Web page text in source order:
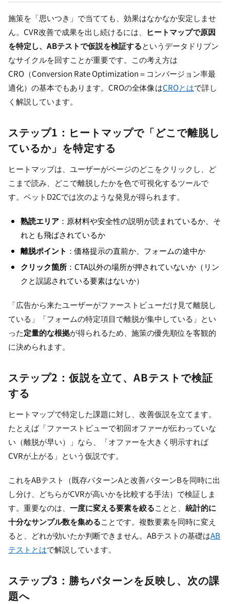
施策を「思いつき」で当てても、効果はなかなか安定しませ
ん。CVR改善で成果を出し続けるには、
ヒートマップで原因
を特定し、ABテストで仮説を検証するというデータドリブン
なサイクルを回すことが重要です。この考え方は
CRO（Conversion Rate Optimization＝コンバージョン率最
適化）の基本でもあります。CROの全体像はCROとはで詳し
く解説しています。
ステップ1：ヒートマップで「どこで離脱し
ているか」を特定する
ヒートマップは、ユーザーがページのどこをクリックし、ど
こまで読み、どこで離脱したかを色で可視化するツールで
す。ペットD2Cでは次のような発見が得られます。
熟読エリア ：原材料や安全性の説明が読まれているか、そ
れとも飛ばされているか
離脱ポイント ：価格提示の直前か、フォームの途中か
クリック箇所 ：CTA以外の場所が押されていないか（リン
クと誤認されている要素はないか）
「広告から来たユーザーがファーストビューだけ見て離脱し
ている」「フォームの特定項目で離脱が集中している」とい
った定量的な根拠が得られるため、施策の優先順位を客観的
に決められます。
ステップ2：仮説を立て、ABテストで検証
する
ヒートマップで特定した課題に対し、改善仮説を立てます。
たとえば「ファーストビューで初回オファーが伝わっていな
い（離脱が早い）」なら、「オファーを大きく明示すれば
CVRが上がる」という仮説です。
これをABテスト（既存パターンAと改善パターンBを同時に出
し分け、どちらがCVRが高いかを比較する手法）で検証しま
す。重要なのは、 一度に変える要素を絞ることと、 統計的に
十分なサンプル数を集めることです。複数要素を同時に変え
ると、どれが効いたか判断できません。ABテストの基礎はAB
テストとはで解説しています。
ステップ3：勝ちパターンを反映し、次の課
題へ